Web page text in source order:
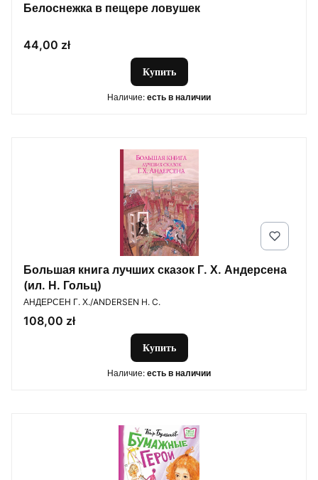
Белоснежка в пещере ловушек
Цена
44,00 zł
Купить
Наличие: есть в наличии
Большая книга лучших сказок Г. Х. Андерсена
(ил. Н. Гольц)
ПРОИЗВОДИТЕЛЬ
АНДЕРСЕН Г. Х./ANDERSEN H. C.
Цена
108,00 zł
Купить
Наличие: есть в наличии